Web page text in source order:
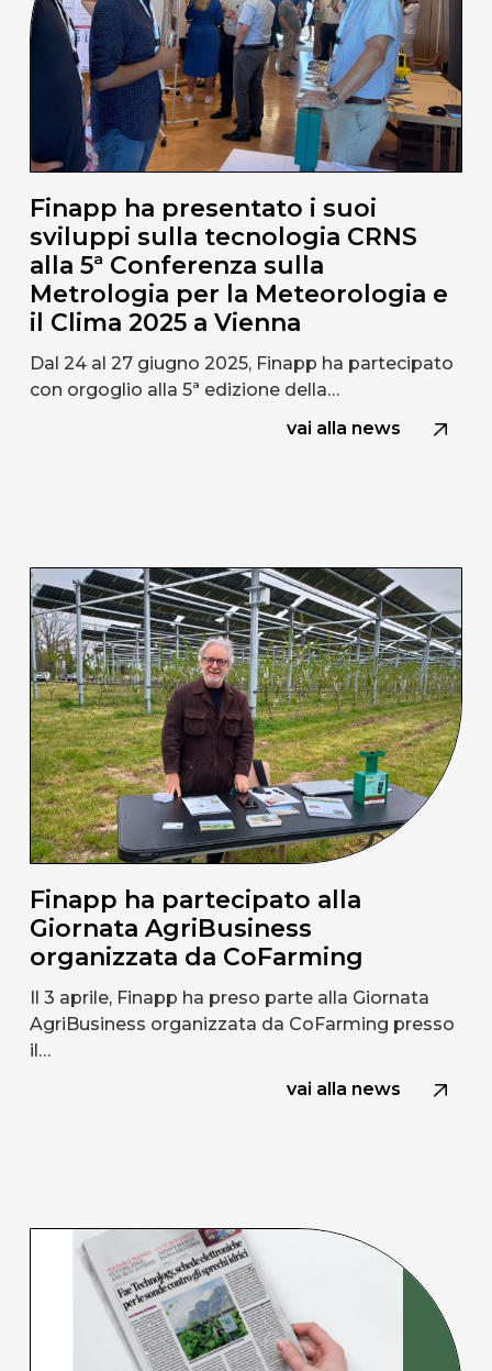
Finapp ha presentato i suoi
sviluppi sulla tecnologia CRNS
alla 5ª Conferenza sulla
Metrologia per la Meteorologia e
il Clima 2025 a Vienna
Dal 24 al 27 giugno 2025, Finapp ha partecipato
con orgoglio alla 5ª edizione della…
vai alla news
Finapp ha partecipato alla
Giornata AgriBusiness
organizzata da CoFarming
Il 3 aprile, Finapp ha preso parte alla Giornata
AgriBusiness organizzata da CoFarming presso
il…
vai alla news